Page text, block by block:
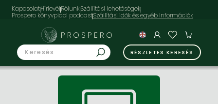
KapcsolatHírlevélRólunkSzállítási lehetőségek
Prospero könyvpiaci podcast
PROSPERO
RÉSZLETES KERESÉS